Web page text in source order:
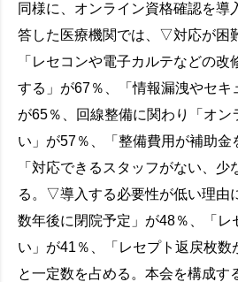
同様に、オンライン資格確認を導
答した医療機関では、▽対応が困
「レセコンや電子カルテなどの
する」が67％、「情報漏洩やセキ
が65％、回線整備に関わり「オン
い」が57％、「整備費用が補助金
「対応できるスタッフがない、
る。▽導入する必要性が低い理由
数年後に閉院予定」が48％、「レ
い」が41％、「レセプト返戻枚数
と一定数を占める。本会を構成す